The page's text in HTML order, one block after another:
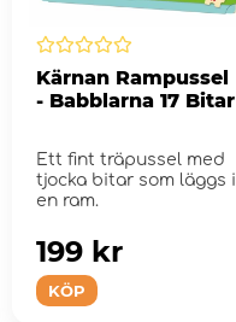
Kärnan Rampussel
- Babblarna 17 Bitar
Ett fint träpussel med
tjocka bitar som läggs i
en ram.
KÖP
199 kr